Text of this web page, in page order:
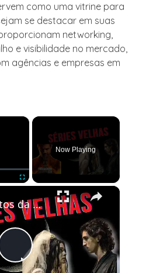
como uma vitrine para
se destacar em suas
networking,
e visibilidade no mercado,
agências e empresas em
×
Now Playing
×
Play
Pensamentos da madrugada -Séries Velhas#shots